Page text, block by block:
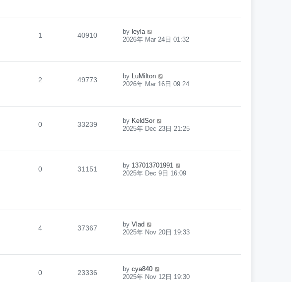
1 40910 by leyla
2026年 Mar 24日 01:32
2 49773 by LuMilton
2026年 Mar 16日 09:24
0 33239 by KeldSor
2025年 Dec 23日 21:25
0 31151 by 137013701991
2025年 Dec 9日 16:09
4 37367 by Vlad
2025年 Nov 20日 19:33
0 23336 by cya840
2025年 Nov 12日 19:30